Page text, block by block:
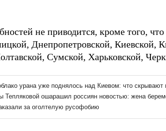
не приводится, кроме того, что
Днепропетровской, Киевской,
Сумской, Харьковской,